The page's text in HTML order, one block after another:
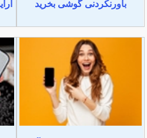
باورنکردنی گوشی بخرید